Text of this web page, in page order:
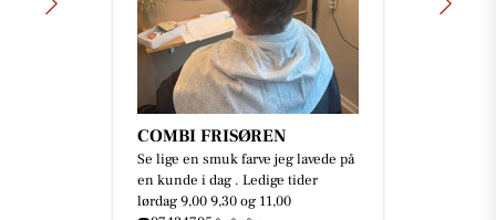
COMBI FRISØREN
Se lige en smuk farve jeg lavede på
en kunde i dag . Ledige tider
lørdag 9,00 9,30 og 11,00